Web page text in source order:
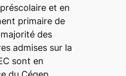
et en
primaire de
majorité des
admises sur la
sont en